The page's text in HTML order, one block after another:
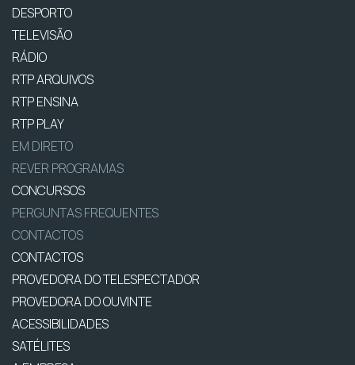
DESPORTO
TELEVISÃO
RÁDIO
RTP ARQUIVOS
RTP ENSINA
RTP PLAY
EM DIRETO
REVER PROGRAMAS
CONCURSOS
PERGUNTAS FREQUENTES
CONTACTOS
CONTACTOS
PROVEDORA DO TELESPECTADOR
PROVEDORA DO OUVINTE
ACESSIBILIDADES
SATÉLITES